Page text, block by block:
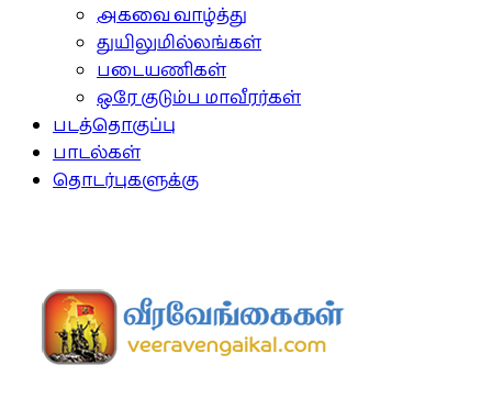
அகவை வாழ்த்து
துயிலுமில்லங்கள்
படையணிகள்
ஒரே குடும்ப மாவீரர்கள்
படத்தொகுப்பு
பாடல்கள்
தொடர்புகளுக்கு